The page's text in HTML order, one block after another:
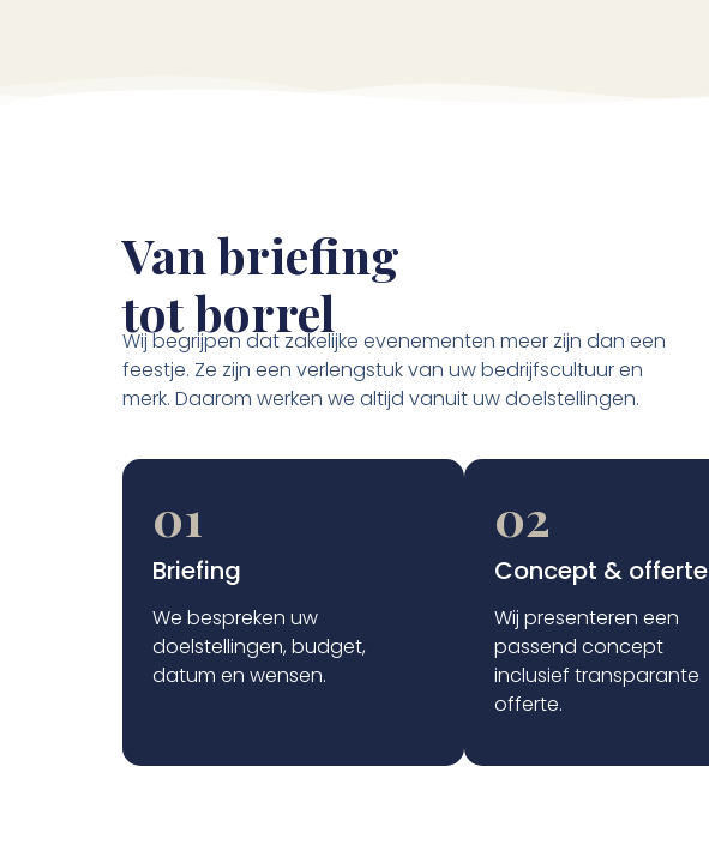
Van briefing
tot borrel
Wij begrijpen dat zakelijke evenementen meer zijn dan een
feestje. Ze zijn een verlengstuk van uw bedrijfscultuur en
merk. Daarom werken we altijd vanuit uw doelstellingen.
01
Briefing
We bespreken uw
doelstellingen, budget,
datum en wensen.
02
Concept & offerte
Wij presenteren een
passend concept
inclusief transparante
offerte.